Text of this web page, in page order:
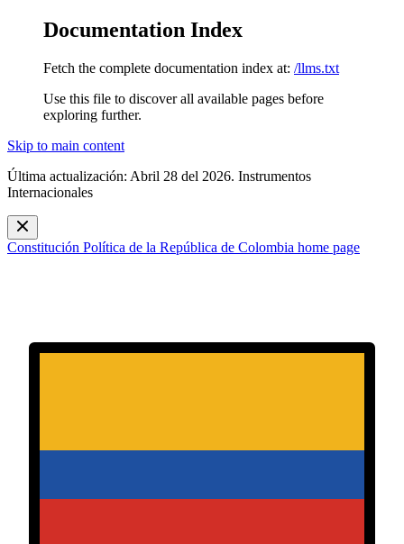
Documentation Index
Fetch the complete documentation index at: /llms.txt
Use this file to discover all available pages before
exploring further.
Skip to main content
Última actualización: Abril 28 del 2026. Instrumentos
Internacionales
Constitución Política de la República de Colombia home page